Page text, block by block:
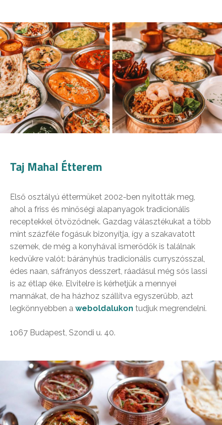
Taj Mahal Étterem
Első osztályú éttermüket 2002-ben nyitották meg,
ahol a friss és minőségi alapanyagok tradicionális
receptekkel ötvöződnek. Gazdag választékukat a több
mint százféle fogásuk bizonyítja, így a szakavatott
szemek, de még a konyhával ismerődők is találnak
kedvükre valót: bárányhús tradicionális curryszósszal,
édes naan, sáfrányos desszert, ráadásul még sós lassi
is az étlap éke. Elvitelre is kérhetjük a mennyei
mannákat, de ha házhoz szállítva egyszerűbb, azt
legkönnyebben a weboldalukon tudjuk megrendelni.
1067 Budapest, Szondi u. 40.